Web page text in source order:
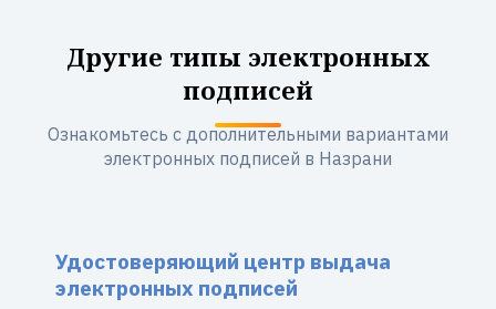
Другие типы электронных
подписей
Ознакомьтесь с дополнительными вариантами
электронных подписей в Назрани
Удостоверяющий центр выдача
электронных подписей